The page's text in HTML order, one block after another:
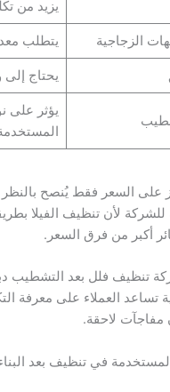
يزيد من
الزجاجية يتطلب
يحتاج
يؤثر على
على السعر فقط يُنصح
للشركة لأن تنظيف الفيلا
أكبر من فرق السعر.
تنظيف فلل بعد التشطيب
تساعد العملاء على معرفة
مفاجآت لاحقة.
في تنظيف بعد